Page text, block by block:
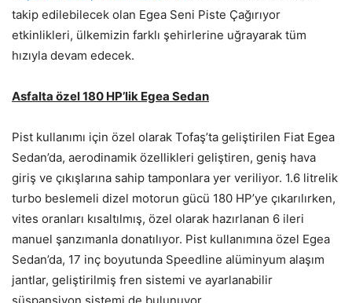
takip edilebilecek olan Egea Seni Piste Çağırıyor
etkinlikleri, ülkemizin farklı şehirlerine uğrayarak tüm
hızıyla devam edecek.
Asfalta özel 180 HP’lik Egea Sedan
Pist kullanımı için özel olarak Tofaş’ta geliştirilen Fiat Egea
Sedan’da, aerodinamik özellikleri geliştiren, geniş hava
giriş ve çıkışlarına sahip tamponlara yer veriliyor. 1.6 litrelik
turbo beslemeli dizel motorun gücü 180 HP’ye çıkarılırken,
vites oranları kısaltılmış, özel olarak hazırlanan 6 ileri
manuel şanzımanla donatılıyor. Pist kullanımına özel Egea
Sedan’da, 17 inç boyutunda Speedline alüminyum alaşım
jantlar, geliştirilmiş fren sistemi ve ayarlanabilir